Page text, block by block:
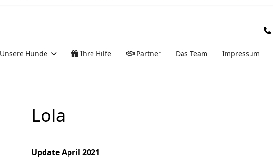
Unsere Hunde Ihre Hilfe Partner Das Team Impressum
Lola
Update April 2021